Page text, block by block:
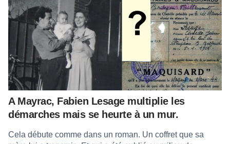
A Mayrac, Fabien Lesage multiplie les
démarches mais se heurte à un mur.
Cela débute comme dans un roman. Un coffret que sa